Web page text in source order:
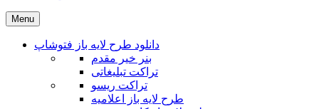
Menu
دانلود طرح لایه باز فتوشاپ
بنر خیر مقدم
تراکت تبلیغاتی
تراکت ریسو
طرح لایه باز اعلامیه